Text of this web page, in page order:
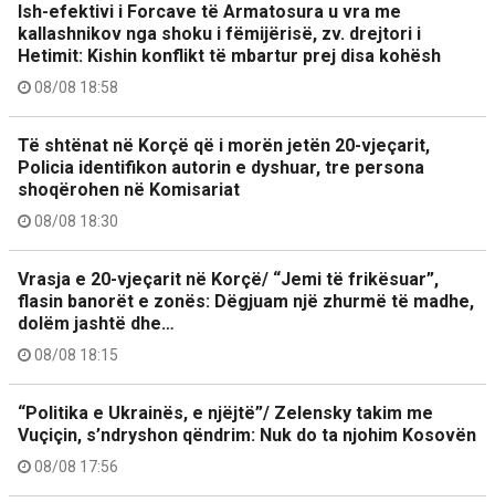
Ish-efektivi i Forcave të Armatosura u vra me
kallashnikov nga shoku i fëmijërisë, zv. drejtori i
Hetimit: Kishin konflikt të mbartur prej disa kohësh
08/08 18:58
Të shtënat në Korçë që i morën jetën 20-vjeçarit,
Policia identifikon autorin e dyshuar, tre persona
shoqërohen në Komisariat
08/08 18:30
Vrasja e 20-vjeçarit në Korçë/ “Jemi të frikësuar”,
flasin banorët e zonës: Dëgjuam një zhurmë të madhe,
dolëm jashtë dhe…
08/08 18:15
“Politika e Ukrainës, e njëjtë”/ Zelensky takim me
Vuçiçin, s’ndryshon qëndrim: Nuk do ta njohim Kosovën
08/08 17:56